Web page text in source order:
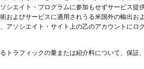
エイト・プログラムに参加もせずサービス提
よびサービスに適用されうる米国外の輸出お
ソシエイト・サイト上の乙のアカウントにロ
ラフィックの量または紹介料について、保証